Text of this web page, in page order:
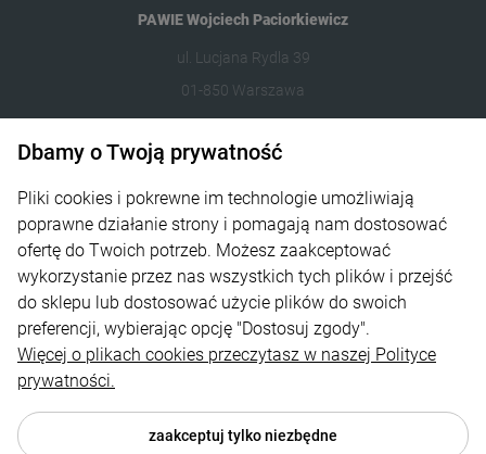
PAWIE Wojciech Paciorkiewicz
ul. Lucjana Rydla 39
01-850 Warszawa
609981005
Pomoc
Moje konto
Płatności i dostawa
O nas
Dbamy o Twoją prywatność
Pliki cookies i pokrewne im technologie umożliwiają
poprawne działanie strony i pomagają nam dostosować
ofertę do Twoich potrzeb. Możesz zaakceptować
wykorzystanie przez nas wszystkich tych plików i przejść
do sklepu lub dostosować użycie plików do swoich
preferencji, wybierając opcję "Dostosuj zgody".
Więcej o plikach cookies przeczytasz w naszej Polityce
prywatności.
zaakceptuj tylko niezbędne